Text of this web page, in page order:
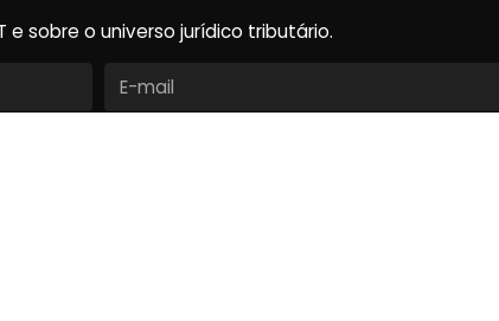
e sobre o universo jurídico tributário.